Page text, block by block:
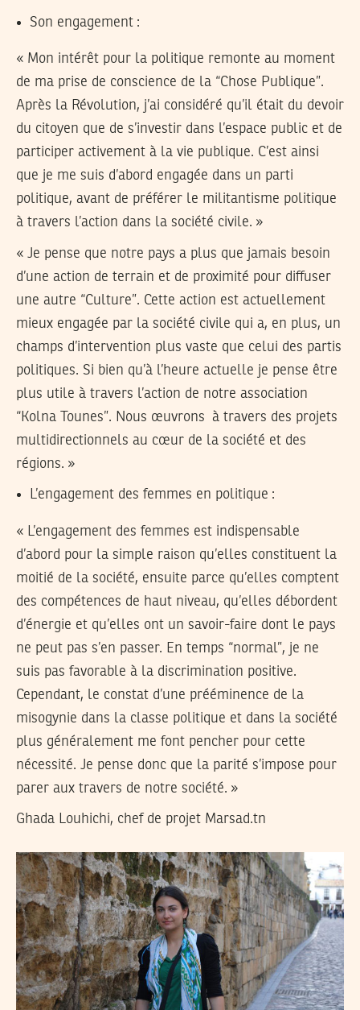
Son engagement :
« Mon intérêt pour la politique remonte au moment
de ma prise de conscience de la “Chose Publique”.
Après la Révolution, j’ai considéré qu’il était du devoir
du citoyen que de s’investir dans l’espace public et de
participer activement à la vie publique. C’est ainsi
que je me suis d’abord engagée dans un parti
politique, avant de préférer le militantisme politique
à travers l’action dans la société civile. »
« Je pense que notre pays a plus que jamais besoin
d’une action de terrain et de proximité pour diffuser
une autre “Culture”. Cette action est actuellement
mieux engagée par la société civile qui a, en plus, un
champs d’intervention plus vaste que celui des partis
politiques. Si bien qu’à l’heure actuelle je pense être
plus utile à travers l’action de notre association
“Kolna Tounes”. Nous œuvrons à travers des projets
multidirectionnels au cœur de la société et des
régions. »
L’engagement des femmes en politique :
« L’engagement des femmes est indispensable
d’abord pour la simple raison qu’elles constituent la
moitié de la société, ensuite parce qu’elles comptent
des compétences de haut niveau, qu’elles débordent
d’énergie et qu’elles ont un savoir-faire dont le pays
ne peut pas s’en passer. En temps “normal”, je ne
suis pas favorable à la discrimination positive.
Cependant, le constat d’une prééminence de la
misogynie dans la classe politique et dans la société
plus généralement me font pencher pour cette
nécessité. Je pense donc que la parité s’impose pour
parer aux travers de notre société. »
Ghada Louhichi, chef de projet Marsad.tn